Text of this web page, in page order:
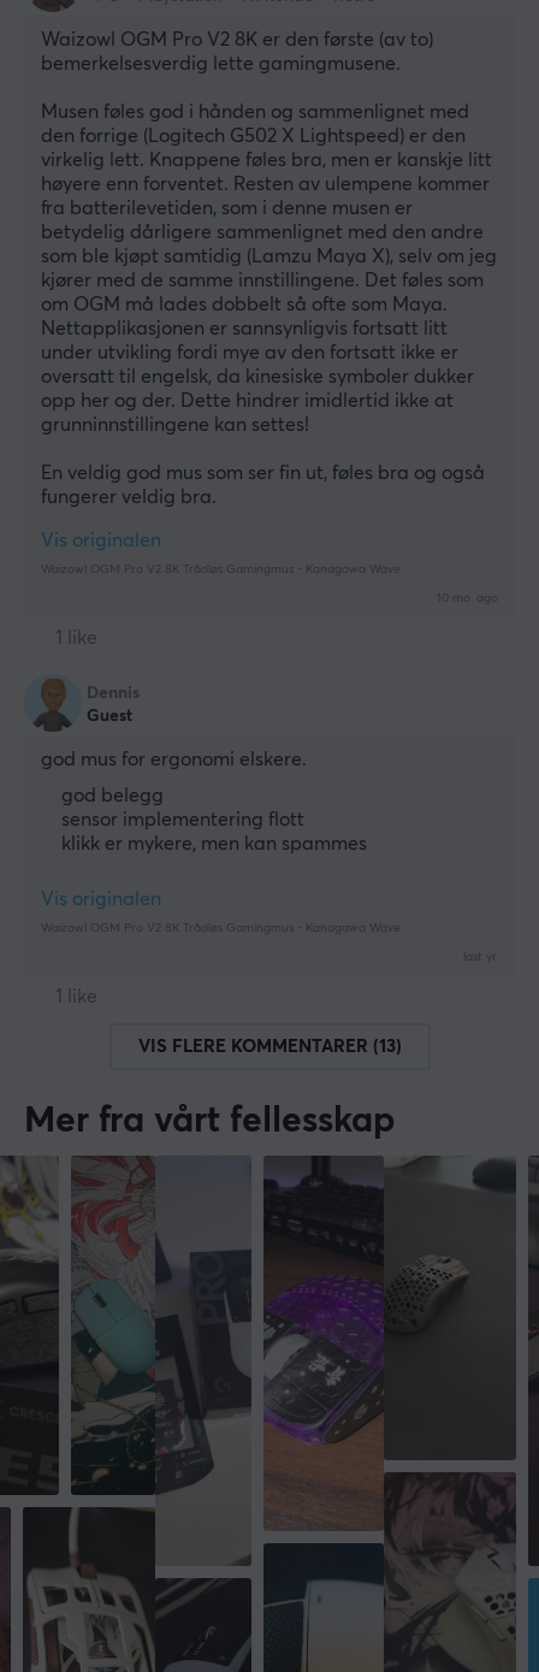
Waizowl OGM Pro V2 8K er den første (av to)
bemerkelsesverdig lette gamingmusene.
Musen føles god i hånden og sammenlignet med
den forrige (Logitech G502 X Lightspeed) er den
virkelig lett. Knappene føles bra, men er kanskje litt
høyere enn forventet. Resten av ulempene kommer
fra batterilevetiden, som i denne musen er
betydelig dårligere sammenlignet med den andre
som ble kjøpt samtidig (Lamzu Maya X), selv om jeg
kjører med de samme innstillingene. Det føles som
om OGM må lades dobbelt så ofte som Maya.
Nettapplikasjonen er sannsynligvis fortsatt litt
under utvikling fordi mye av den fortsatt ikke er
oversatt til engelsk, da kinesiske symboler dukker
opp her og der. Dette hindrer imidlertid ikke at
grunninnstillingene kan settes!
En veldig god mus som ser fin ut, føles bra og også
fungerer veldig bra.
Vis originalen
Waizowl OGM Pro V2 8K Trådløs Gamingmus - Kanagawa Wave
10 mo. ago
1 like
Dennis
Guest
god mus for ergonomi elskere.
god belegg
sensor implementering flott
klikk er mykere, men kan spammes
Vis originalen
Waizowl OGM Pro V2 8K Trådløs Gamingmus - Kanagawa Wave
last yr.
1 like
VIS FLERE KOMMENTARER (13)
Mer fra vårt fellesskap